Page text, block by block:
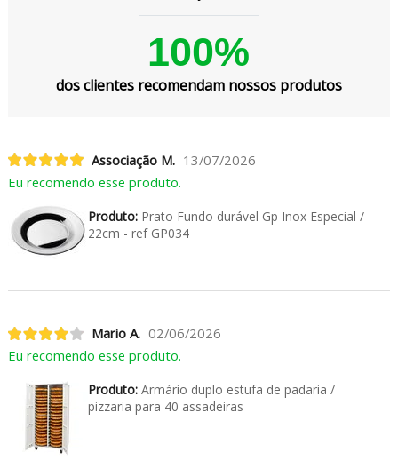
100%
dos clientes recomendam nossos produtos
Associação M. 13/07/2026
Eu recomendo esse produto.
Produto:Prato Fundo durável Gp Inox Especial /
22cm - ref GP034
Mario A. 02/06/2026
Eu recomendo esse produto.
Produto:Armário duplo estufa de padaria /
pizzaria para 40 assadeiras